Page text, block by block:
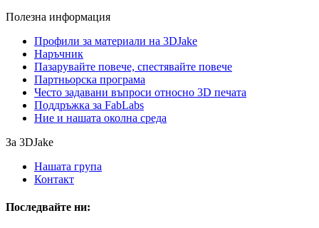
Полезна информация
Профили за материали на 3DJake
Наръчник
Пазарувайте повече, спестявайте повече
Партньорска програма
Често задавани въпроси относно 3D печата
Поддръжка за FabLabs
Ние и нашата околна среда
За 3DJake
Нашата група
Контакт
Последвайте ни: